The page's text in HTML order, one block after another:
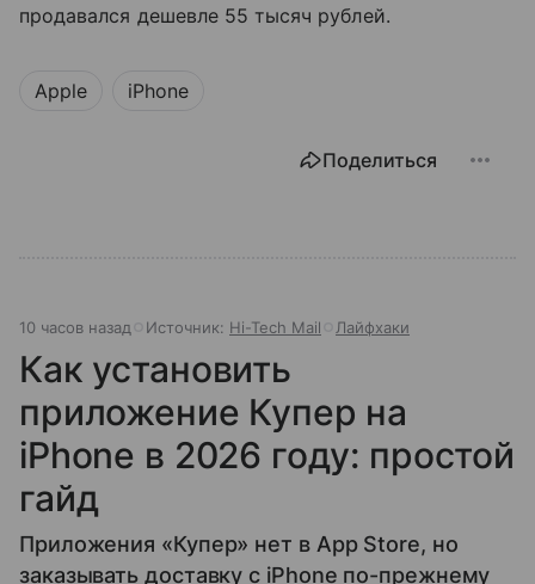
продавался дешевле 55 тысяч рублей.
Apple iPhone
Поделиться
10 часов назад Источник: Hi-Tech Mail Лайфхаки
Как установить
приложение Купер на
iPhone в 2026 году: простой
гайд
Приложения «Купер» нет в App Store, но
заказывать доставку с iPhone по-прежнему